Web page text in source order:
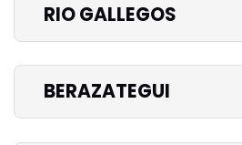
RIO GALLEGOS
BERAZATEGUI